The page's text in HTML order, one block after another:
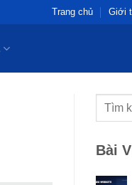
Trang chủ Giới
Bài